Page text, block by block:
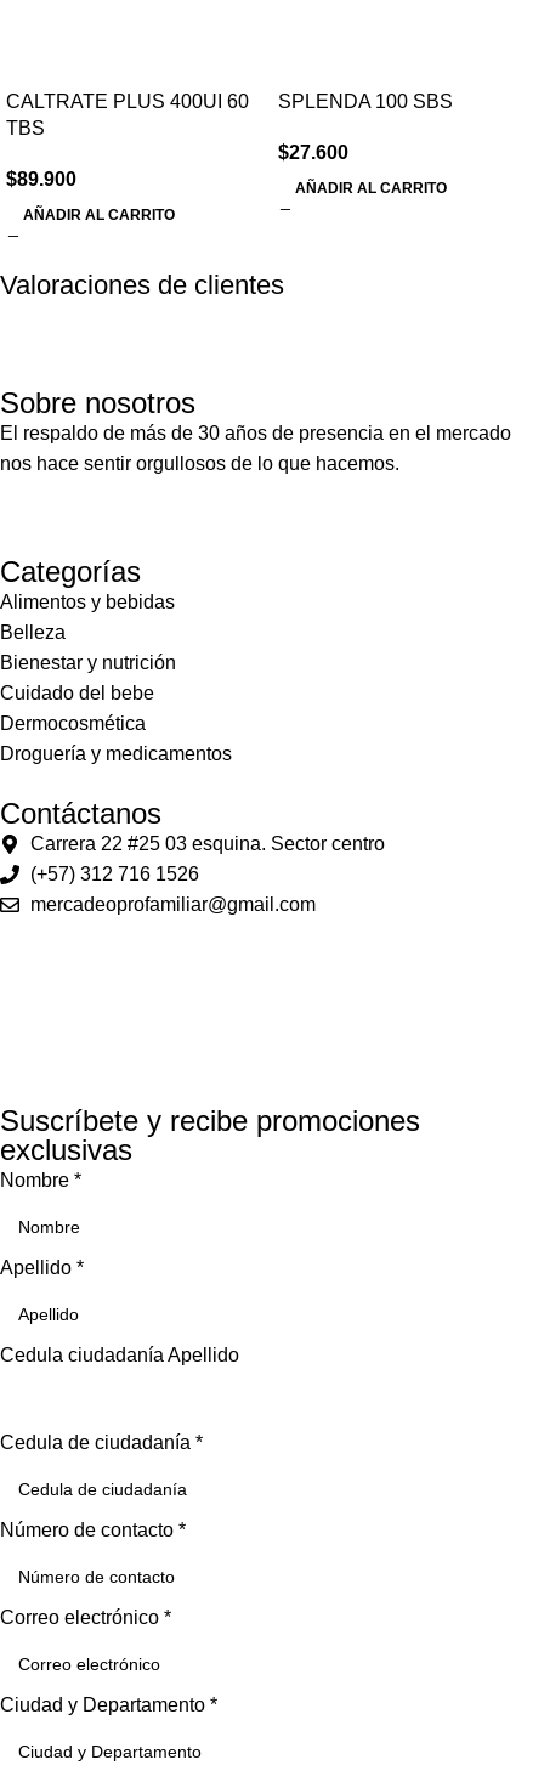
CALTRATE PLUS 400UI 60
TBS
$89.900
AÑADIR AL CARRITO
SPLENDA 100 SBS
$27.600
AÑADIR AL CARRITO
Valoraciones de clientes
Sobre nosotros
El respaldo de más de 30 años de presencia en el mercado
nos hace sentir orgullosos de lo que hacemos.
Categorías
Alimentos y bebidas
Belleza
Bienestar y nutrición
Cuidado del bebe
Dermocosmética
Droguería y medicamentos
Contáctanos
Carrera 22 #25 03 esquina. Sector centro
(+57) 312 716 1526
mercadeoprofamiliar@gmail.com
Suscríbete y recibe promociones
exclusivas
Nombre *
Apellido *
Cedula ciudadanía Apellido
Cedula de ciudadanía *
Número de contacto *
Correo electrónico *
Ciudad y Departamento *